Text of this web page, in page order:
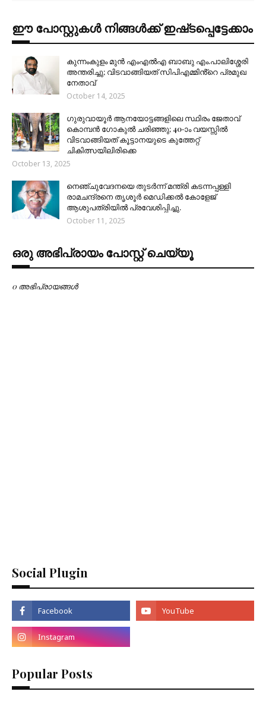
ഈ പോസ്റ്റുകൾ നിങ്ങൾക്ക് ഇഷ്‌‌ടപ്പെട്ടേക്കാം
കുന്നംകുളം മുൻ എംഎൽഎ ബാബു എം.പാലിശ്ശേരി
അന്തരിച്ചു; വിടവാങ്ങിയത് സിപിഎമ്മിൻ്റെ പ്രമുഖ
നേതാവ്
October 14, 2025
ഗുരുവായൂർ ആനയോട്ടങ്ങളിലെ സ്ഥിരം ജേതാവ്
കൊമ്പൻ ഗോകുൽ ചരിഞ്ഞു; 40-ാം വയസ്സിൽ
വിടവാങ്ങിയത് കൂട്ടാനയുടെ കുത്തേറ്റ്
ചികിത്സയിലിരിക്കെ
October 13, 2025
നെഞ്ചുവേദനയെ തുടർന്ന് മന്ത്രി കടന്നപ്പള്ളി
രാമചന്ദ്രനെ തൃശൂർ മെഡിക്കൽ കോളേജ്
ആശുപത്രിയിൽ പ്രവേശിപ്പിച്ചു.
October 11, 2025
ഒരു അഭിപ്രായം പോസ്റ്റ് ചെയ്യൂ
0 അഭിപ്രായങ്ങള്‍
Social Plugin
Popular Posts